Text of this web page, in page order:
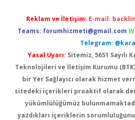
Reklam ve İletişim: E-mail:
Teams: forumhizmeti@gmail.com
Telegram:
Yasal Uyarı: Sitemiz, 5651 Sayılı
Teknolojileri ve İletişim Kurumu
bir Yer Sağlayıcı olarak hizmet
sitedeki içerikleri proaktif olarak
yükümlülüğümüz
yazdıkları içeriklerin